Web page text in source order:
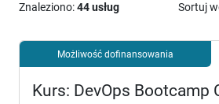
Znaleziono:44 usług Sortuj
Możliwość dofinansowania
Kurs: DevOps Bootcamp